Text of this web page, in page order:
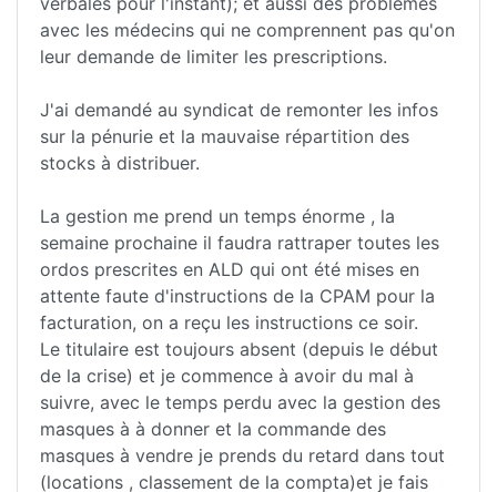
avec les médecins qui ne comprennent pas qu'on
leur demande de limiter les prescriptions.
J'ai demandé au syndicat de remonter les infos
sur la pénurie et la mauvaise répartition des
stocks à distribuer.
La gestion me prend un temps énorme , la
semaine prochaine il faudra rattraper toutes les
ordos prescrites en ALD qui ont été mises en
attente faute d'instructions de la CPAM pour la
facturation, on a reçu les instructions ce soir.
Le titulaire est toujours absent (depuis le début
de la crise) et je commence à avoir du mal à
suivre, avec le temps perdu avec la gestion des
masques à à donner et la commande des
masques à vendre je prends du retard dans tout
(locations , classement de la compta)et je fais